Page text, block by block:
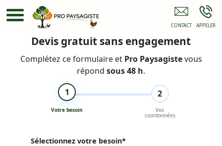
Devis gratuit sans engagement
Complétez ce formulaire et Pro Paysagistevous
répond sous 48 h.
1
Votre besoin
2
Vos
coordonnées
Sélectionnez votre besoin*